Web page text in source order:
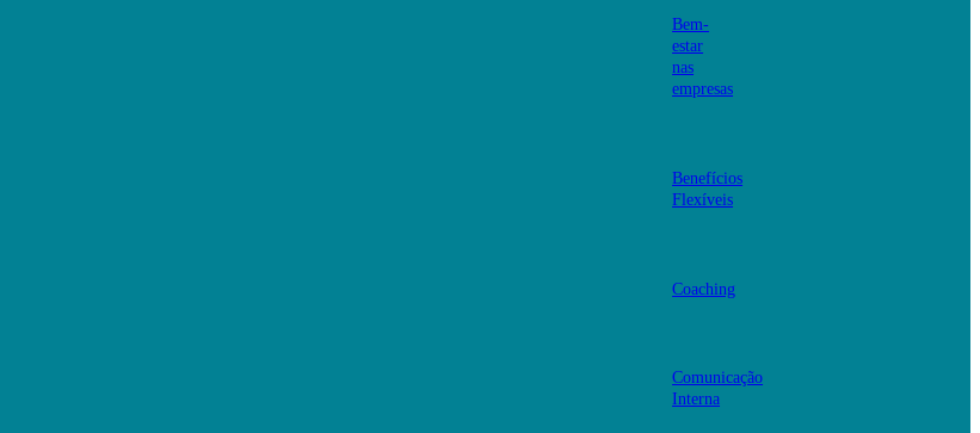
Bem-
estar
nas
empresas
Benefícios
Flexíveis
Coaching
Comunicação
Interna